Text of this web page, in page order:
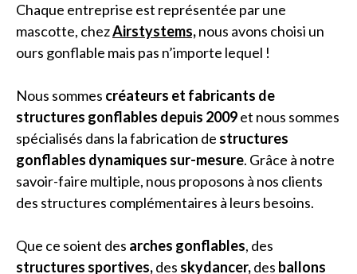
Chaque entreprise est représentée par une
mascotte, chezAirstystems,nous avons choisi un
ours gonflable mais pas n’importe lequel !
Nous sommes créateurs et fabricants de
structures gonflables depuis 2009et nous sommes
spécialisés dans la fabrication de structures
gonflables dynamiques sur-mesure. Grâce à notre
savoir-faire multiple, nous proposons à nos clients
des structures complémentaires à leurs besoins.
Que ce soient des arches gonflables, des
structures sportives,des skydancer,des ballons